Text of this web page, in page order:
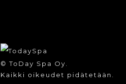
© ToDay Spa Oy.
Kaikki oikeudet pidätetään.